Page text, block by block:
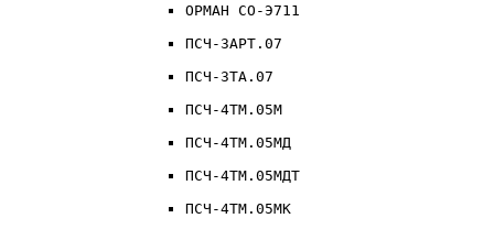
ОРМАН СО-Э711
ПСЧ-3АРТ.07
ПСЧ-3ТА.07
ПСЧ-4ТМ.05М
ПСЧ-4ТМ.05МД
ПСЧ-4ТМ.05МДТ
ПСЧ-4ТМ.05МК